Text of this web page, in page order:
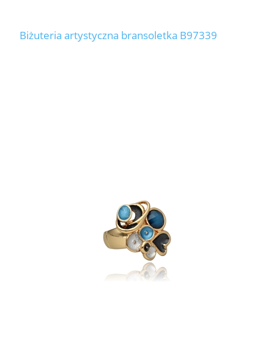
Biżuteria artystyczna bransoletka B97339